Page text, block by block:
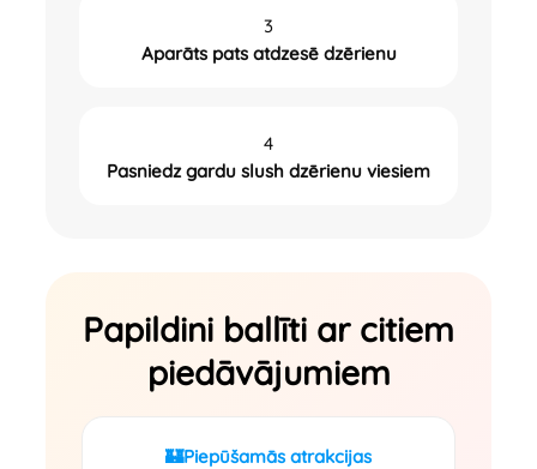
3
Aparāts pats atdzesē dzērienu
4
Pasniedz gardu slush dzērienu viesiem
Papildini ballīti ar citiem
piedāvājumiem
🏰Piepūšamās atrakcijas